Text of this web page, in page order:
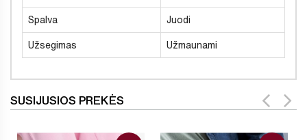
Spalva Juodi
Užsegimas Užmaunami
SUSIJUSIOS PREKĖS